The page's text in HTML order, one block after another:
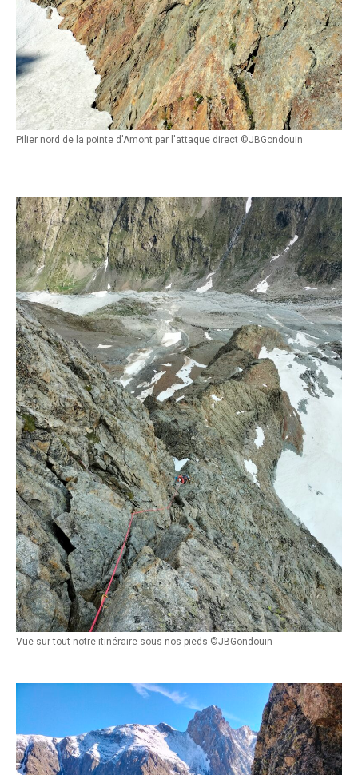
Pilier nord de la pointe d'Amont par l'attaque direct ©JBGondouin
Vue sur tout notre itinéraire sous nos pieds ©JBGondouin